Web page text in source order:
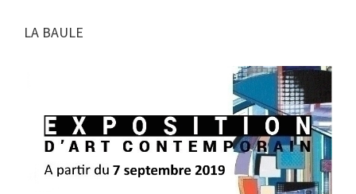
LA BAULE